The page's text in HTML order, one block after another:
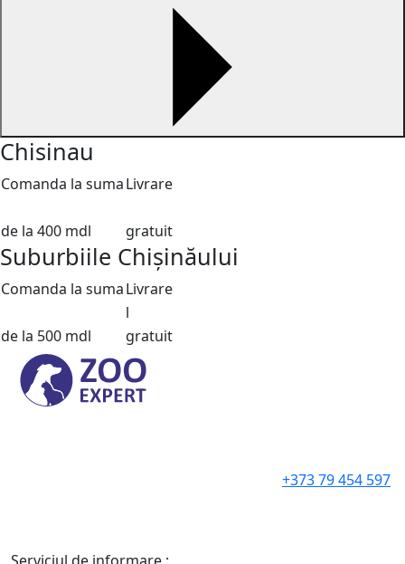
Chisinau
Comanda la sumaLivrare
de la 400 mdl gratuit
Suburbiile Chișinăului
Comanda la sumaLivrare
l
de la 500 mdl
gratuit
+373 79 454 597